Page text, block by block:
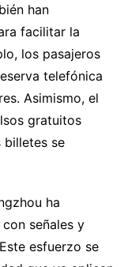
han
facilitar la
los pasajeros
telefónica
Asimismo, el
gratuitos
billetes se
ha
señales y
esfuerzo se